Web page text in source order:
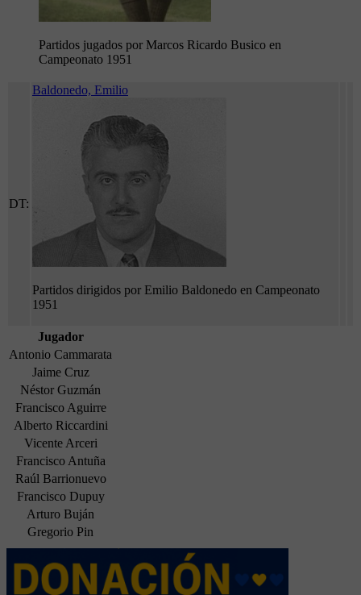
Partidos jugados por Marcos Ricardo Busico en
Campeonato 1951
DT:
Baldonedo, Emilio
Partidos dirigidos por Emilio Baldonedo en Campeonato
1951
Jugador
Antonio Cammarata
Jaime Cruz
Néstor Guzmán
Francisco Aguirre
Alberto Riccardini
Vicente Arceri
Francisco Antuña
Raúl Barrionuevo
Francisco Dupuy
Arturo Buján
Gregorio Pin